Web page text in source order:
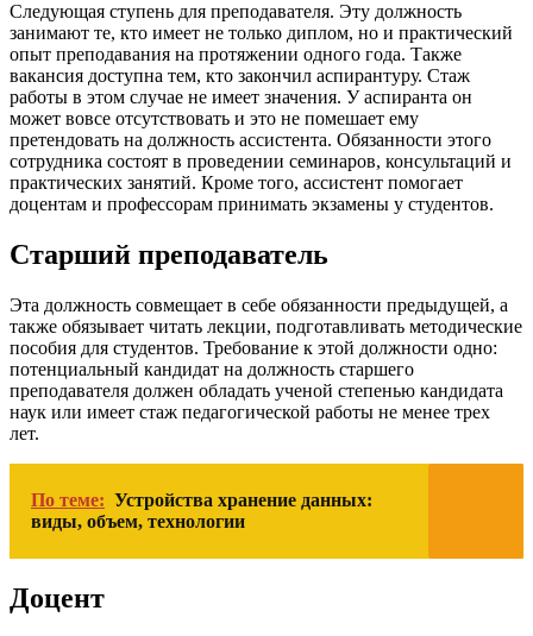
Следующая ступень для преподавателя. Эту должность
занимают те, кто имеет не только диплом, но и практический
опыт преподавания на протяжении одного года. Также
вакансия доступна тем, кто закончил аспирантуру. Стаж
работы в этом случае не имеет значения. У аспиранта он
может вовсе отсутствовать и это не помешает ему
претендовать на должность ассистента. Обязанности этого
сотрудника состоят в проведении семинаров, консультаций и
практических занятий. Кроме того, ассистент помогает
доцентам и профессорам принимать экзамены у студентов.
Старший преподаватель
Эта должность совмещает в себе обязанности предыдущей, а
также обязывает читать лекции, подготавливать методические
пособия для студентов. Требование к этой должности одно:
потенциальный кандидат на должность старшего
преподавателя должен обладать ученой степенью кандидата
наук или имеет стаж педагогической работы не менее трех
лет.
По теме: Устройства хранение данных:
виды, объем, технологии
Доцент